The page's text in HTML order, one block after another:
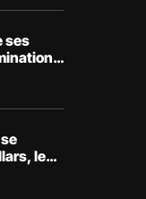
ses
les